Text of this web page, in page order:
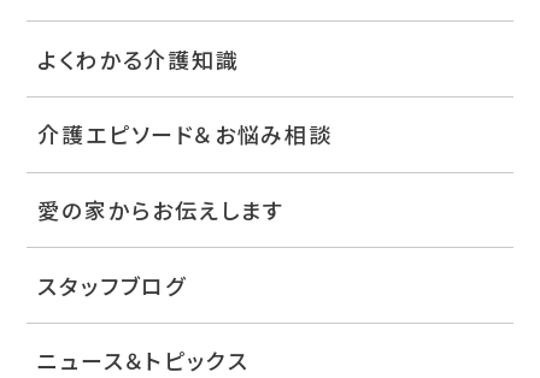
よくわかる介護知識
介護エピソード＆お悩み相談
愛の家からお伝えします
スタッフブログ
ニュース＆トピックス